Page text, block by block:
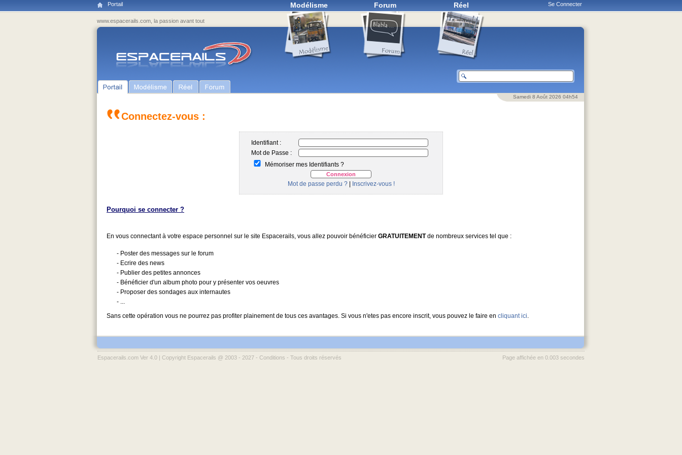
Portail Se Connecter
Modélisme Forum Réel
www.espacerails.com, la passion avant tout
Samedi 8 Août 2026 04h54
Connectez-vous :
Identifiant :
Mot de Passe :
Mémoriser mes Identifiants ?
Mot de passe perdu ?| Inscrivez-vous !
Pourquoi se connecter ?
En vous connectant à votre espace personnel sur le site Espacerails, vous allez pouvoir bénéficier GRATUITEMENTde nombreux services tel que :
- Poster des messages sur le forum
- Ecrire des news
- Publier des petites annonces
- Bénéficier d'un album photo pour y présenter vos oeuvres
- Proposer des sondages aux internautes
- ...
Sans cette opération vous ne pourrez pas profiter plainement de tous ces avantages. Si vous n'etes pas encore inscrit, vous pouvez le faire en cliquant ici
Espacerails.com Ver 4.0 | Copyright Espacerails @ 2003 - 2027 - Conditions - Tous droits réservés Page affichée en 0.003 secondes